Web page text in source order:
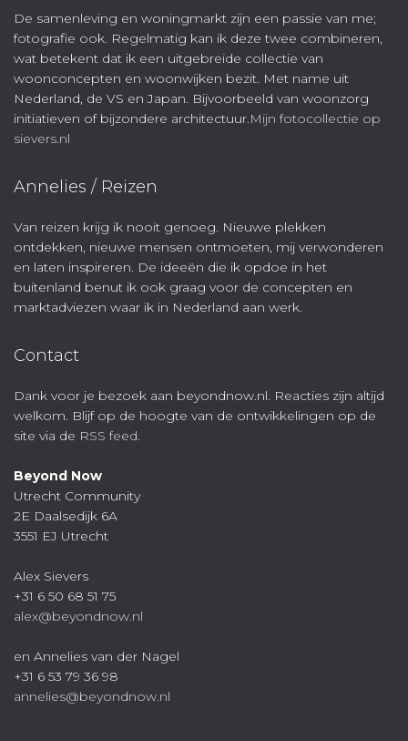
De samenleving en woningmarkt zijn een passie van me;
fotografie ook. Regelmatig kan ik deze twee combineren,
wat betekent dat ik een uitgebreide collectie van
woonconcepten en woonwijken bezit. Met name uit
Nederland, de VS en Japan. Bijvoorbeeld van woonzorg
initiatieven of bijzondere architectuur.Mijn fotocollectie op
sievers.nl
Annelies / Reizen
Van reizen krijg ik nooit genoeg. Nieuwe plekken
ontdekken, nieuwe mensen ontmoeten, mij verwonderen
en laten inspireren. De ideeën die ik opdoe in het
buitenland benut ik ook graag voor de concepten en
marktadviezen waar ik in Nederland aan werk.
Contact
Dank voor je bezoek aan beyondnow.nl. Reacties zijn altijd
welkom. Blijf op de hoogte van de ontwikkelingen op de
site via de RSS feed.
Beyond Now
Utrecht Community
2E Daalsedijk 6A
3551 EJ Utrecht
Alex Sievers
+31 6 50 68 51 75
alex@beyondnow.nl
en Annelies van der Nagel
+31 6 53 79 36 98
annelies@beyondnow.nl